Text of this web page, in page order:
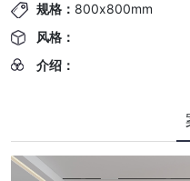
规格： 800x800mm
风格：
介绍：